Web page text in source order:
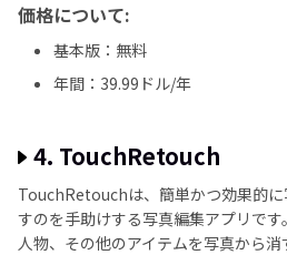
価格について:
基本版：無料
年間：39.99ドル/年
4. TouchRetouch
TouchRetouchは、簡単かつ効果的
すのを手助けする写真編集アプリです
人物、その他のアイテムを写真から消